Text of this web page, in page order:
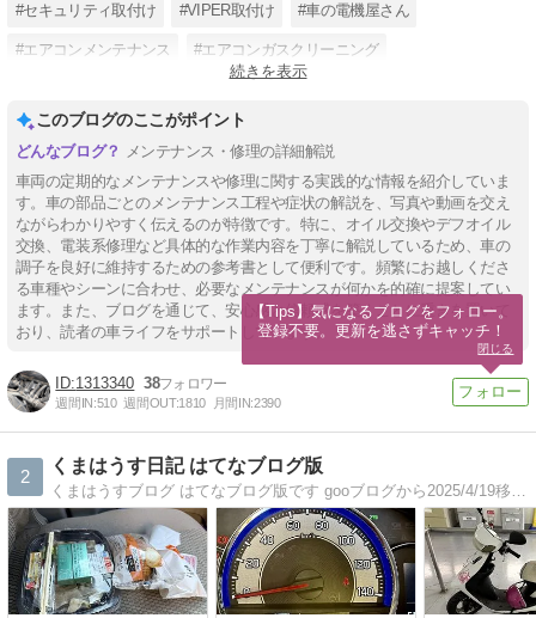
#セキュリティ取付け #VIPER取付け #車の電機屋さん
#エアコンメンテナンス #エアコンガスクリーニング
続きを表示
このブログのここがポイント
メンテナンス・修理の詳細解説
車両の定期的なメンテナンスや修理に関する実践的な情報を紹介していま
す。車の部品ごとのメンテナンス工程や症状の解説を、写真や動画を交え
ながらわかりやすく伝えるのが特徴です。特に、オイル交換やデフオイル
交換、電装系修理など具体的な作業内容を丁寧に解説しているため、車の
調子を良好に維持するための参考書として便利です。頻繁にお越しくださ
る車種やシーンに合わせ、必要なメンテナンスが何かを的確に提案してい
ます。また、ブログを通じて、安心感と信頼感を築くことに重きを置いて
おり、読者の車ライフをサポートしています。
1313340 38
週間IN:510 週間OUT:1810 月間IN:2390
2
くまはうす日記 はてなブログ版
くまはうすブログ はてなブログ版です gooブログから2025/4/19移転しました
【Tips】気になるブログをフォロー。
登録不要。更新を逃さずキャッチ！
閉じる